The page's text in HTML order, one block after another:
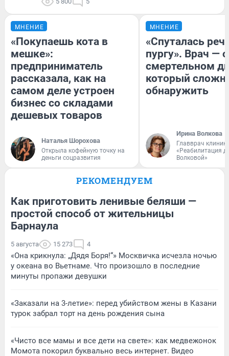
МНЕНИЕ
«Покупаешь кота в
мешке»:
предприниматель
рассказала, как на
самом деле устроен
бизнес со складами
дешевых товаров
Наталья Шорохова
Открыла кофейную точку на
деньги соцразвития
МНЕНИЕ
«Спуталась
пургу». Врач — о
смертельном
который
обнаружить
Ирина Волкова
Главврач
«Реабилитация
Волковой»
РЕКОМЕНДУЕМ
Как приготовить ленивые беляши —
простой способ от жительницы
Барнаула
5 августа 15 273 4
«Она крикнула: „Дядя Боря!“» Москвичка исчезла ночью
у океана во Вьетнаме. Что произошло в последние
минуты пропажи девушки
«Заказали на 3-летие»: перед убийством жены в Казани
турок забрал торт на день рождения сына
«Чисто все мамы и все дети на свете»: как медвежонок
Момота покорил буквально весь интернет. Видео